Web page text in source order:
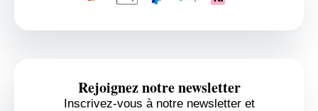
Rejoignez notre newsletter
Inscrivez-vous à notre newsletter et